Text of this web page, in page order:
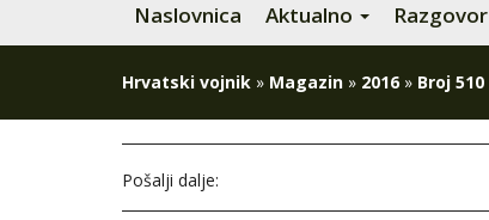
Naslovnica Aktualno Razgovor
Hrvatski vojnik » Magazin » 2016 » Broj 510
Pošalji dalje: